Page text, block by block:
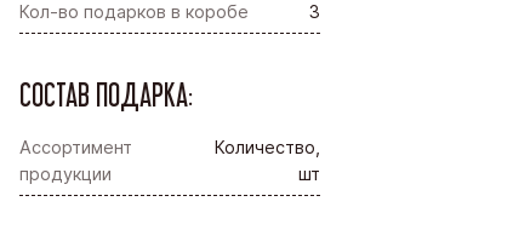
Кол-во подарков в коробе 3
СОСТАВ ПОДАРКА:
Ассортимент
продукции
Количество,
шт